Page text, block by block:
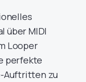
über MIDI
Looper
perfekte
Auftritten zu